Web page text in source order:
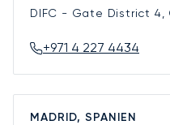
DIFC - Gate District 4,
+971 4 227 4434
MADRID, SPANIEN